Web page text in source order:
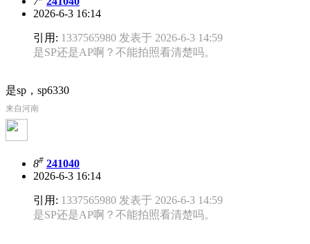
2026-6-3 16:14
引用: 1337565980 发表于 2026-6-3 14:59
是SP还是AP啊？不能拍照看清楚吗。
是sp，sp6330
来自河南
8# 241040
2026-6-3 16:14
引用: 1337565980 发表于 2026-6-3 14:59
是SP还是AP啊？不能拍照看清楚吗。